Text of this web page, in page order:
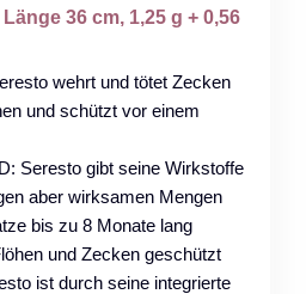
36 cm, 1,25 g + 0,56
wehrt und tötet Zecken
und schützt vor einem
Seresto gibt seine Wirkstoffe
aber wirksamen Mengen
bis zu 8 Monate lang
und Zecken geschützt
ist durch seine integrierte